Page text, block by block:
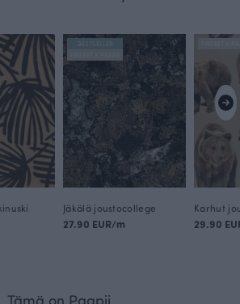
BESTSELLER
Jäkälä joustocollege
27.90 EUR/m 29.90
Tämä on Paapii